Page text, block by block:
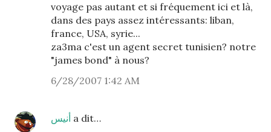
voyage pas autant et si fréquement ici et là,
dans des pays assez intéressants: liban,
france, USA, syrie...
za3ma c'est un agent secret tunisien? notre
"james bond" à nous?
6/28/2007 1:42 AM
أنيس a dit…